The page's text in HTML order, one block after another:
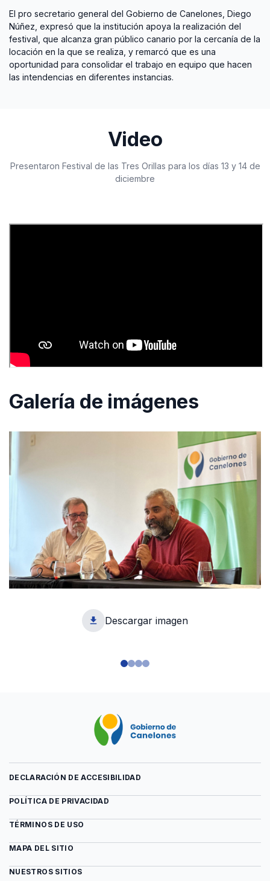
El pro secretario general del Gobierno de Canelones, Diego
Núñez, expresó que la institución apoya la realización del
festival, que alcanza gran público canario por la cercanía de la
locación en la que se realiza, y remarcó que es una
oportunidad para consolidar el trabajo en equipo que hacen
las intendencias en diferentes instancias.
Video
Presentaron Festival de las Tres Orillas para los días 13 y 14 de
diciembre
Galería de imágenes
Descargar imagen
1
DECLARACIÓN DE ACCESIBILIDAD
POLÍTICA DE PRIVACIDAD
TÉRMINOS DE USO
MAPA DEL SITIO
NUESTROS SITIOS